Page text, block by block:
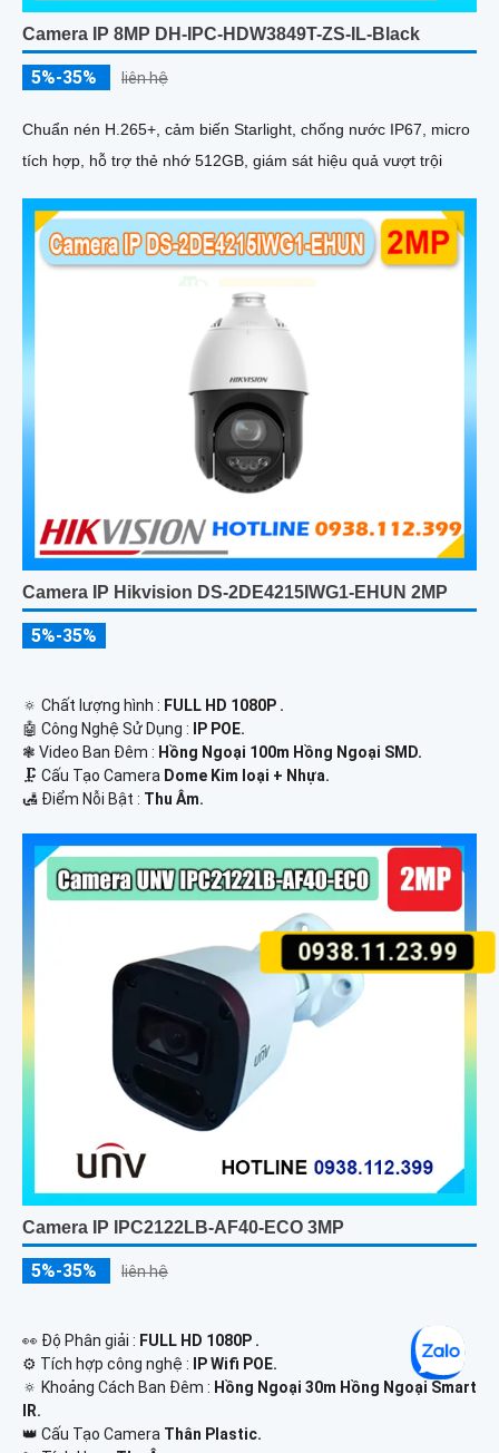
0938.11.23.99
Camera IP 8MP DH-IPC-HDW3849T-ZS-IL-Black
5%-35% liên hệ
Chuẩn nén H.265+, cảm biến Starlight, chống nước IP67, micro
tích hợp, hỗ trợ thẻ nhớ 512GB, giám sát hiệu quả vượt trội
Camera IP Hikvision DS-2DE4215IWG1-EHUN 2MP
5%-35%
🔅 Chất lượng hình : FULL HD 1080P .
🤖️ Công Nghệ Sử Dụng :
IP POE.
❃ Video Ban Đêm : Hồng Ngoại 100m Hồng Ngoại SMD.
🗜️ Cấu Tạo Camera Dome Kim loại + Nhựa.
️🛃 Điểm Nỗi Bật : Thu Âm.
Camera IP IPC2122LB-AF40-ECO 3MP
5%-35% liên hệ
️👀 Độ Phân giải : FULL HD 1080P .
⚙ Tích hợp công nghệ :
IP Wifi POE.
🔅 Khoảng Cách Ban Đêm : Hồng Ngoại 30m Hồng Ngoại Smart
IR.
👑 Cấu Tạo Camera Thân Plastic.